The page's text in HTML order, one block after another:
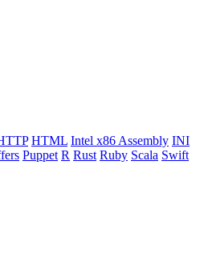
HTML Intel x86 Assembly INI
Puppet R Rust Ruby Scala Swift